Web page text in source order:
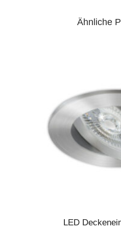
Ähnliche
LED